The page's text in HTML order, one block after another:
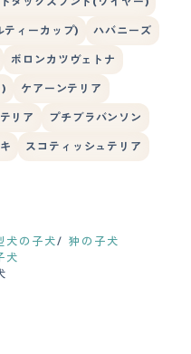
ティーカップ) ハバニーズ
ボロンカツヴェトナ
ケアーンテリア
リア プチブラバンソン
スコティッシュテリア
犬の子犬
狆の子犬
犬